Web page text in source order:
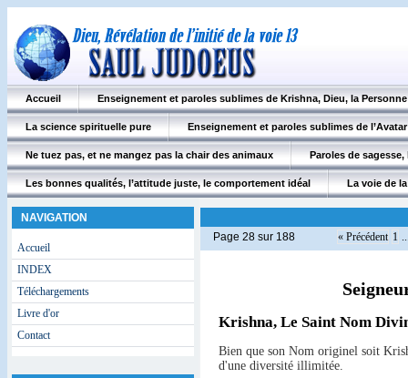
Page 28 sur 188 « Précédent 1
Krishna, Le Saint Nom
Bien que son Nom originel soit
d'une diversité illimitée.
Accueil Enseignement et paroles sublimes de Krishna, Dieu, la
La science spirituelle pure Enseignement et paroles sublimes de
Ne tuez pas, et ne mangez pas la chair des animaux Paroles de
Les bonnes qualités, l’attitude juste, le comportement idéal La voie de
NAVIGATION
Accueil
INDEX
Téléchargements
Livre d'or
Contact